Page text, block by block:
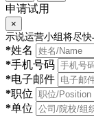
申请试用
×
示说运营小组将尽
*姓名
*手机号码
*电子邮件
*职位
*单位